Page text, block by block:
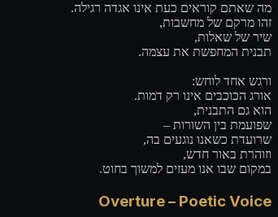
מה שאתם קוראים כעת אינו אגדה רגילה.
זהו מרקם של מחשבות,
שיר של שאלות,
תבנית המחפשת את עצמה.
ורגש אחד לוחש:
אורג הכוכבים אינו רק דמות.
הוא גם התבנית,
שפועמת בין השורות –
שרועדת כשאנו נוגעים בה,
וזוהרת באור חדש,
במקום שבו אנו מעזים למשוך בחוט.
Overture – Poetic Voice